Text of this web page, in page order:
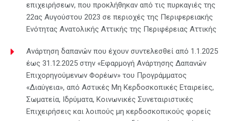
επιχειρήσεων, που προκλήθηκαν από τις πυρκαγιές της
22ας Αυγούστου 2023 σε περιοχές της Περιφερειακής
Ενότητας Ανατολικής Αττικής της Περιφέρειας Αττικής
Ανάρτηση δαπανών που έχουν συντελεσθεί από 1.1.2025
έως 31.12.2025 στην «Εφαρμογή Ανάρτησης Δαπανών
Επιχορηγούμενων Φορέων» του Προγράμματος
«Διαύγεια», από Αστικές Μη Κερδοσκοπικές Εταιρείες,
Σωματεία, Ιδρύματα, Κοινωνικές Συνεταιριστικές
Επιχειρήσεις και λοιπούς μη κερδοσκοπικούς φορείς